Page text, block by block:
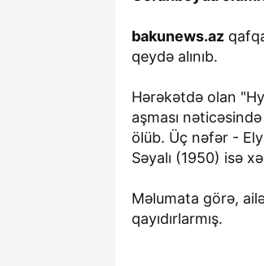
bakunews.az
qeydə alınıb.
Hərəkətdə olan
aşması
ölüb. Üç nəfər -
Səyalı (1950) isə
Məlumata görə,
qayıdırlarmış.